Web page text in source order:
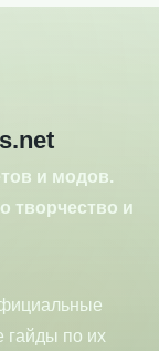
и модов.
творчество и
гайды по их